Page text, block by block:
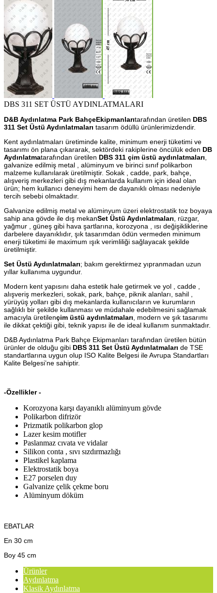
DBS 311 SET ÜSTÜ AYDINLATMALARI
D&B Aydınlatma Park BahçeEkipmanlarıtarafından üretilen DBS
311 Set Üstü Aydınlatmaları tasarım ödüllü ürünlerimizdendir.
Kent aydınlatmaları üretiminde kalite, minimum enerji tüketimi ve
tasarımı ön plana çıkararak, sektördeki rakiplerine öncülük eden DB
Aydınlatmatarafından üretilen DBS 311 çim üstü aydınlatmaları
galvanize edilmiş metal , alüminyum ve birinci sınıf polikarbon
malzeme kullanılarak üretilmiştir. Sokak , cadde, park, bahçe,
alışveriş merkezleri gibi dış mekanlarda kullanım için ideal olan
ürün; hem kullanıcı deneyimi hem de dayanıklı olması nedeniyle
tercih sebebi olmaktadır.
Galvanize edilmiş metal ve alüminyum üzeri elektrostatik toz boyaya
sahip ana gövde ile dış mekanSet Üstü Aydınlatmaları , rüzgar,
yağmur , güneş gibi hava şartlarına, korozyona , ısı değişikliklerine
darbelere dayanıklıdır, şık tasarımdan ödün vermeden minimum
enerji tüketimi ile maximum ışık verimliliği sağlayacak şekilde
üretilmiştir.
Set Üstü Aydınlatmaları; bakım gerektirmez yıpranmadan uzun
yıllar kullanıma uygundur.
Modern kent yapısını daha estetik hale getirmek ve yol , cadde ,
alışveriş merkezleri, sokak, park, bahçe, piknik alanları, sahil ,
yürüyüş yolları gibi dış mekanlarda kullanıcıların ve kurumların
sağlıklı bir şekilde kullanması ve müdahale edebilmesini sağlamak
amacıyla üretilençim üstü aydınlatmaları , modern ve şık tasarımı
ile dikkat çektiği gibi, teknik yapısı ile de ideal kullanım sunmaktadır.
D&B Aydınlatma Park Bahçe Ekipmanları tarafından üretilen bütün
ürünler de olduğu gibi DBS 311 Set Üstü Aydınlatmaları de TSE
standartlarına uygun olup ISO Kalite Belgesi ile Avrupa Standartları
Kalite Belgesi’ne sahiptir.
-Özellikler -
Korozyona karşı dayanıklı alüminyum gövde
Polikarbon difrizör
Prizmatik polikarbon glop
Lazer kesim motifler
Paslanmaz cıvata ve vidalar
Silikon conta , sıvı sızdırmazlığı
Plastikel kaplama
Elektrostatik boya
E27 porselen duy
Galvanize çelik çekme boru
Alüminyum döküm
EBATLAR
En 30 cm
Boy 45 cm
Ürünler
Aydınlatma
Klasik Aydınlatma